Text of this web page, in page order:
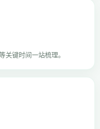
关键时间一站梳理。